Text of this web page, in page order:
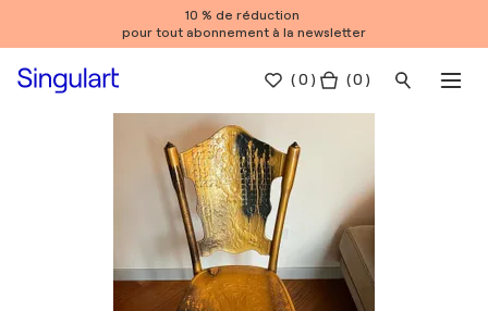
10 % de réduction
pour tout abonnement à la newsletter
(0 ) ( 0 )